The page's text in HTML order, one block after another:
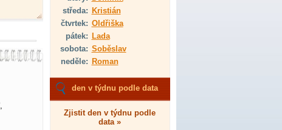
středa: Kristián
čtvrtek: Oldřiška
pátek: Lada
sobota: Soběslav
neděle: Roman
den v týdnu podle data
Zjistit den v týdnu podle
data »